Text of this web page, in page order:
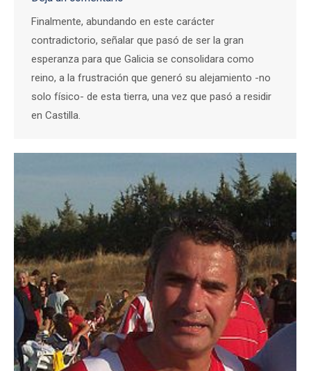
Finalmente, abundando en este carácter
contradictorio, señalar que pasó de ser la gran
esperanza para que Galicia se consolidara como
reino, a la frustración que generó su alejamiento -no
solo físico- de esta tierra, una vez que pasó a residir
en Castilla.